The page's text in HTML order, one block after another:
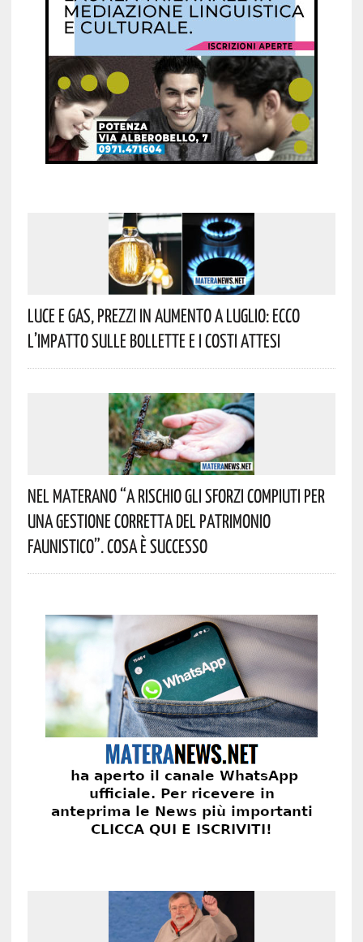
Luce E Gas, Prezzi In Aumento A Luglio: Ecco
L’impatto Sulle Bollette E I Costi Attesi
Nel Materano “a Rischio Gli Sforzi Compiuti Per
Una Gestione Corretta Del Patrimonio
Faunistico”. Cosa È Successo